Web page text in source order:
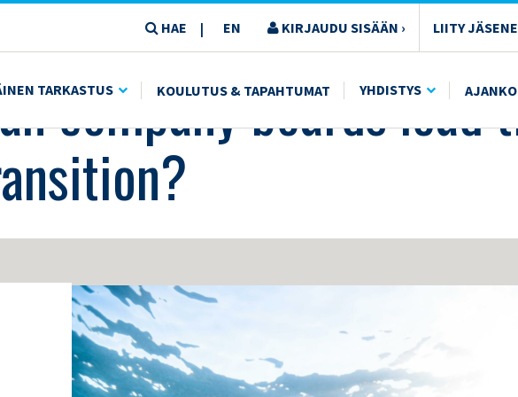
HAE | EN KIRJAUDU SISÄÄN › LIITY
TARKASTUS KOULUTUS & TAPAHTUMAT YHDISTYS
LEAD THE SUSTAINABILITY TRANSITION?
company boards lead